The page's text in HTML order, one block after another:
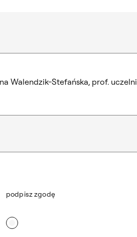
Walendzik-Stefańska, prof. uczelni
podpisz zgodę